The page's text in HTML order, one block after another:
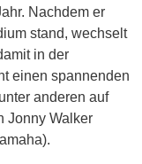
Nachdem er
stand, wechselt
in der
einen spannenden
anderen auf
Jonny Walker